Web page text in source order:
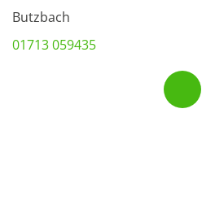
Butzbach
01713 059435